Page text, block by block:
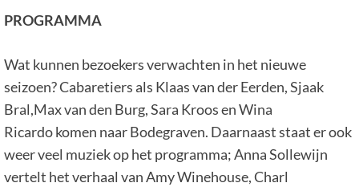
PROGRAMMA
Wat kunnen bezoekers verwachten in het nieuwe
seizoen? Cabaretiers als Klaas van der Eerden, Sjaak
Bral,Max van den Burg, Sara Kroos en Wina
Ricardo komen naar Bodegraven. Daarnaast staat er ook
weer veel muziek op het programma; Anna Sollewijn
vertelt het verhaal van Amy Winehouse, Charl